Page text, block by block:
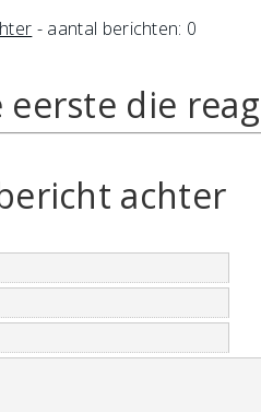
- aantal berichten: 0
eerste die
achter